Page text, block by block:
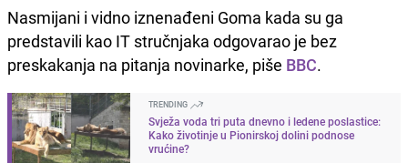
Nasmijani i vidno iznenađeni Goma kada su ga
predstavili kao IT stručnjaka odgovarao je bez
preskakanja na pitanja novinarke, piše BBC.
TRENDING
Svježa voda tri puta dnevno i ledene poslastice:
Kako životinje u Pionirskoj dolini podnose
vrućine?